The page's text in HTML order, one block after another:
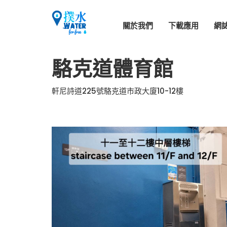
關於我們 下載應用 網
駱克道體育館
軒尼詩道225號駱克道市政大廈10-12樓